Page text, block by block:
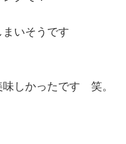
いそうです
味しかったです 笑。